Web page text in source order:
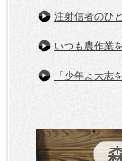
注射信者のひ
いつも農作業
「少年よ大志